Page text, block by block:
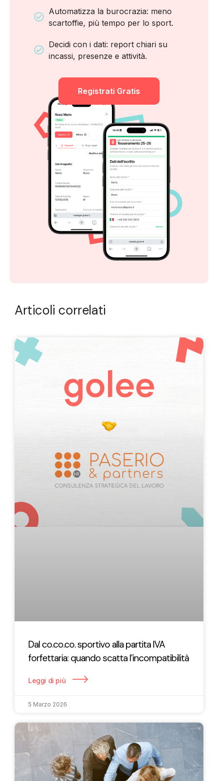
Automatizza la burocrazia: meno
scartoffie, più tempo per lo sport.
Decidi con i dati: report chiari su
incassi, presenze e attività.
Registrati Gratis
Articoli correlati
Dal co.co.co. sportivo alla partita IVA
forfettaria: quando scatta l’incompatibilità
Leggi di più
5 Marzo 2026